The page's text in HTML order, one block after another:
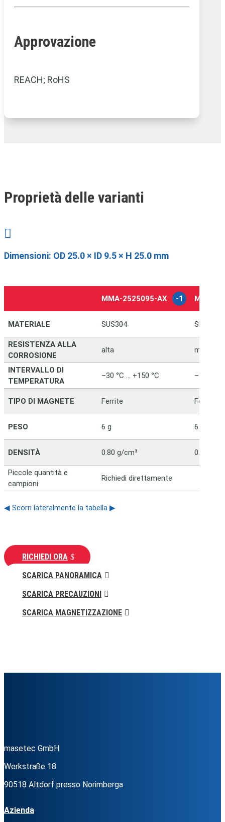
Approvazione
REACH; RoHS
Proprietà delle varianti

Dimensioni: OD 25.0 × ID 9.5 × H 25.0 mm
MMA-2525095-AX -1 MMA-
MATERIALE SUS304 SUS316L
RESISTENZA ALLA
CORROSIONE
alta molto
INTERVALLO DI
TEMPERATURA
–30 °C … +150 °C –30 °C
TIPO DI MAGNETE Ferrite Ferrite
PESO 6 g 6 g
DENSITÀ 0.80 g/cm³ 0.80 g/
Piccole quantità e
campioni
Richiedi direttamente
◀ Scorri lateralmente la tabella ▶
RICHIEDI ORA
SCARICA PANORAMICA
SCARICA PRECAUZIONI
SCARICA MAGNETIZZAZIONE
masetec GmbH
Werkstraße 18
90518 Altdorf presso Norimberga
Azienda